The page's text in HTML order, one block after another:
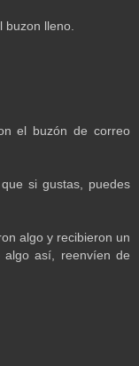
lleno.
el buzón de correo
si gustas, puedes
algo y recibieron un
algo así, reenvíen de